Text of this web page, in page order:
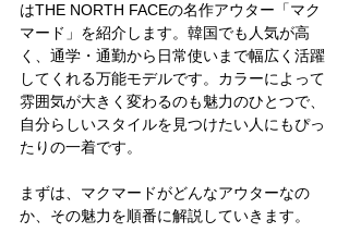
はTHE NORTH FACEの名作アウター「マク
マード」を紹介します。韓国でも人気が高
く、通学・通勤から日常使いまで幅広く活躍
してくれる万能モデルです。カラーによって
雰囲気が大きく変わるのも魅力のひとつで、
自分らしいスタイルを見つけたい人にもぴっ
たりの一着です。
まずは、マクマードがどんなアウターなの
か、その魅力を順番に解説していきます。